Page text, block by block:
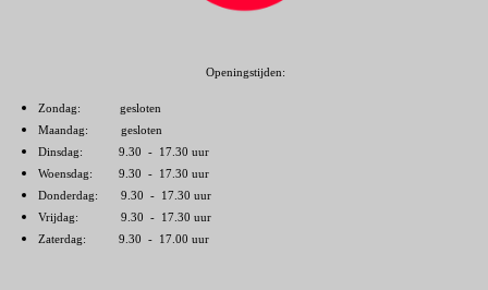
Openingstijden:
Zondag: gesloten
Maandag: gesloten
Dinsdag: 9.30 - 17.30 uur
Woensdag: 9.30 - 17.30 uur
Donderdag: 9.30 - 17.30 uur
Vrijdag: 9.30 - 17.30 uur
Zaterdag: 9.30 - 17.00 uur